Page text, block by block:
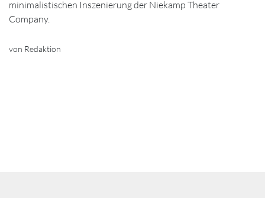
minimalistischen Inszenierung der Niekamp Theater
Company.
von Redaktion